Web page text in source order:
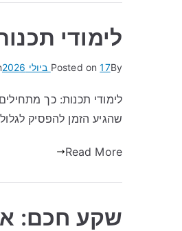
לימודי
By
Posted on17 ביולי 2026
לימודי תכנות: כך
שהגיע הזמן להפסיק
Read More
שקע חכם: